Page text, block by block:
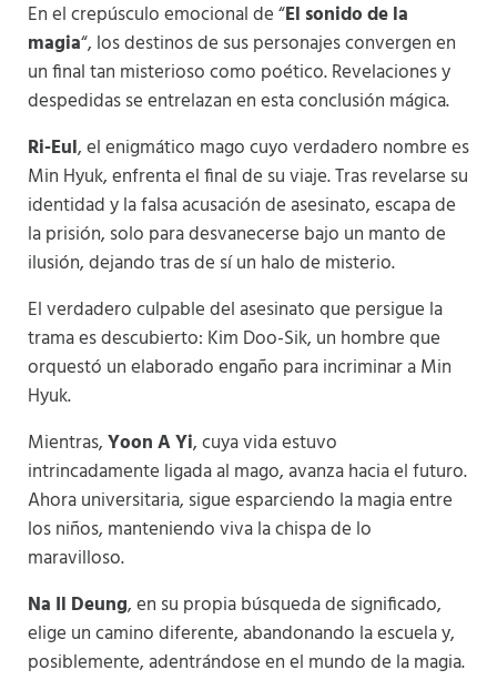
En el crepúsculo emocional de “El sonido de la
magia“, los destinos de sus personajes convergen en
un final tan misterioso como poético. Revelaciones y
despedidas se entrelazan en esta conclusión mágica.
Ri-Eul, el enigmático mago cuyo verdadero nombre es
Min Hyuk, enfrenta el final de su viaje. Tras revelarse su
identidad y la falsa acusación de asesinato, escapa de
la prisión, solo para desvanecerse bajo un manto de
ilusión, dejando tras de sí un halo de misterio.
El verdadero culpable del asesinato que persigue la
trama es descubierto: Kim Doo-Sik, un hombre que
orquestó un elaborado engaño para incriminar a Min
Hyuk.
Mientras,Yoon A Yi, cuya vida estuvo
intrincadamente ligada al mago, avanza hacia el futuro.
Ahora universitaria, sigue esparciendo la magia entre
los niños, manteniendo viva la chispa de lo
maravilloso.
Na Il Deung, en su propia búsqueda de significado,
elige un camino diferente, abandonando la escuela y,
posiblemente, adentrándose en el mundo de la magia.